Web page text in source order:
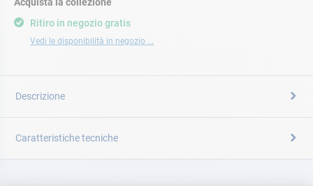
Ritiro in negozio gratis
Vedi le disponibilità in negozio ...
Descrizione
Caratteristiche tecniche